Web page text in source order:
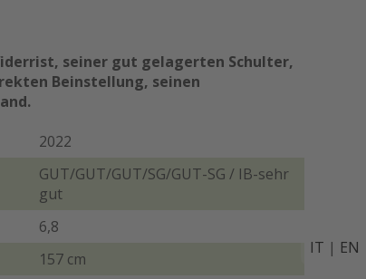
IT | EN
seiner gut gelagerten Schulter,
Beinstellung, seinen
2022
GUT/GUT/GUT/SG/GUT-SG / IB-sehr
gut
6,8
157 cm